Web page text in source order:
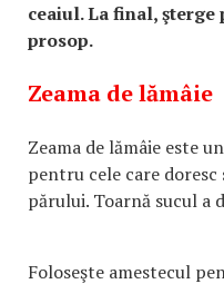
ceaiul. La final,
prosop.
Zeama de lămâie
Zeama de lămâie este
pentru cele care doresc
părului. Toarnă sucul a
Foloseşte amestecul